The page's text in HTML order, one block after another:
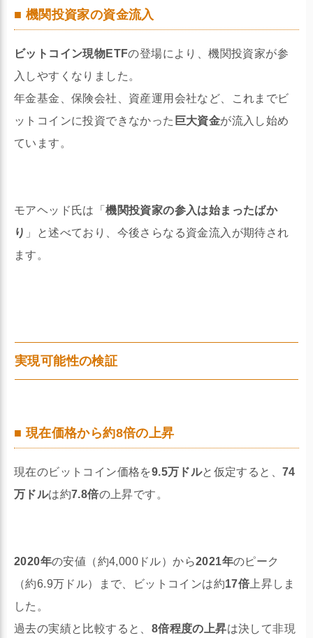
■ 機関投資家の資金流入
ビットコイン現物ETFの登場により、機関投資家が参
入しやすくなりました。
年金基金、保険会社、資産運用会社など、これまでビ
ットコインに投資できなかった 巨大資金が流入し始め
ています。
モアヘッド氏は「機関投資家の参入は始まったばか
り 」と述べており、今後さらなる資金流入が期待され
ます。
実現可能性の検証
■ 現在価格から約8倍の上昇
現在のビットコイン価格を9.5万ドルと仮定すると、74
万ドルは約7.8倍の上昇です。
2020年の安値（約4,000ドル）から2021年のピーク
（約6.9万ドル）まで、ビットコインは約17倍 上昇しま
した。
過去の実績と比較すると、 8倍程度の上昇は決して非現